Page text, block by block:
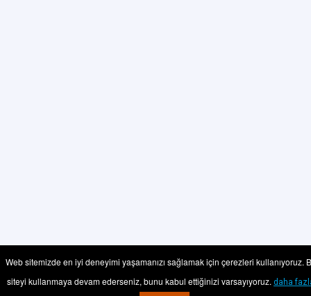
Web sitemizde en iyi deneyimi yaşamanızı sağlamak için çerezleri kullanıyoruz.
siteyi kullanmaya devam ederseniz, bunu kabul ettiğinizi varsayıyoruz. daha